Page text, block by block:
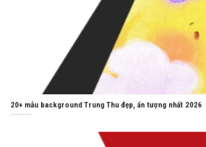
20+ mẫu background Trung Thu đẹp, ấn tượng nhất 2026